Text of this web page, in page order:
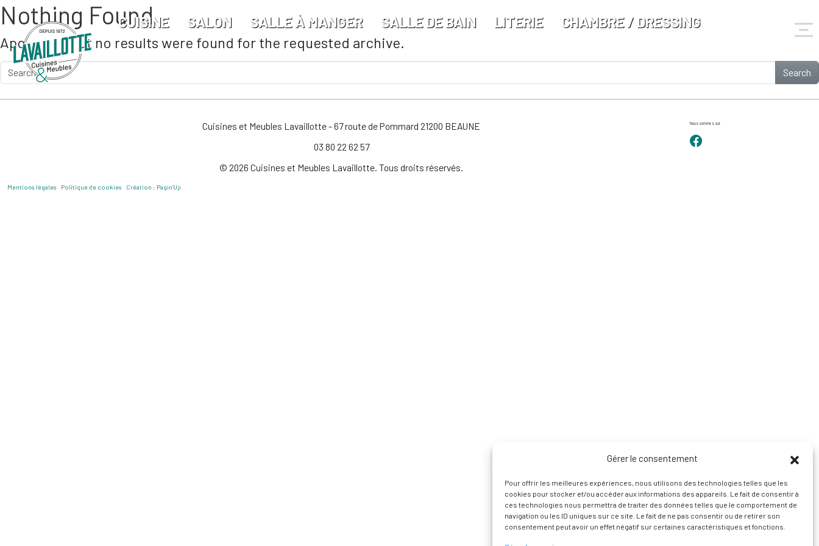
Gérer le consentement
Pour offrir les meilleures expériences, nous utilisons des technologies telles que les
cookies pour stocker et/ou accéder aux informations des appareils. Le fait de consentir à
ces technologies nous permettra de traiter des données telles que le comportement de
navigation ou les ID uniques sur ce site. Le fait de ne pas consentir ou de retirer son
consentement peut avoir un effet négatif sur certaines caractéristiques et fonctions.
Skip to main content
CUISINE SALON SALLE À MANGER SALLE DE BAIN LITERIE CHAMBRE / DRESSING
Nothing Found
Apologies, but no results were found for the requested archive.
Search
Cuisines et Meubles Lavaillotte - 67 route de Pommard 21200 BEAUNE
03 80 22 62 57
© 2026 Cuisines et Meubles Lavaillotte. Tous droits réservés.
Mentions légales Politique de cookies Création : Pagin’Up
Nous sommes sur